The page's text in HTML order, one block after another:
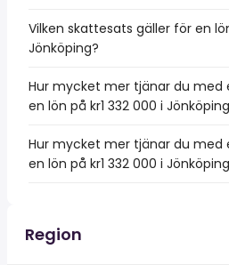
Vilken skattesats gäller för en
Jönköping?
Hur mycket mer tjänar du med
en lön på kr1 332 000 i
Hur mycket mer tjänar du med
en lön på kr1 332 000 i
Region